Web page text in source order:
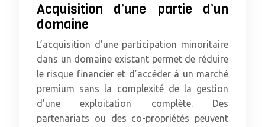
Acquisition d’une partie d’un
domaine
L’acquisition d’une participation minoritaire
dans un domaine existant permet de réduire
le risque financier et d’accéder à un marché
premium sans la complexité de la gestion
d’une exploitation complète. Des
partenariats ou des co-propriétés peuvent